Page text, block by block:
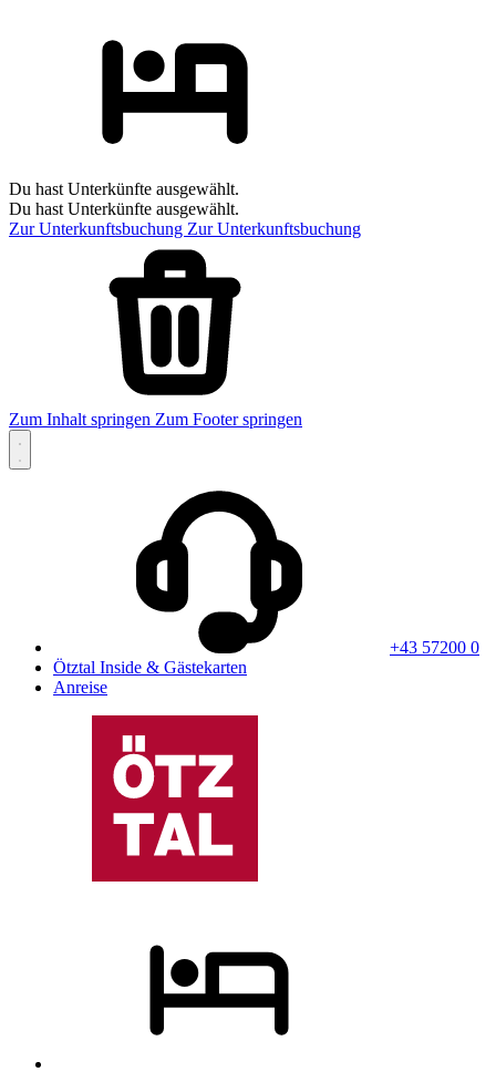
Du hast Unterkünfte ausgewählt.
Du hast Unterkünfte ausgewählt.
Zur Unterkunftsbuchung Zur Unterkunftsbuchung
Zum Inhalt springen Zum Footer springen
+43 57200 0
Ötztal Inside & Gästekarten
Anreise